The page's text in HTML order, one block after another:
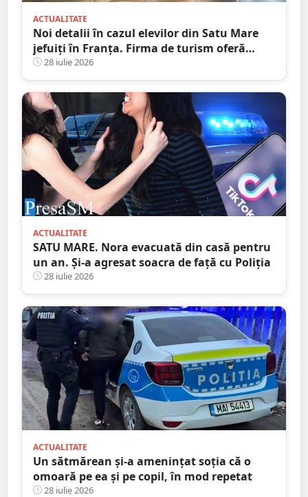
ACTUALITATE
Noi detalii în cazul elevilor din Satu Mare
jefuiți în Franța. Firma de turism oferă
explicații
28 iulie 2026
ACTUALITATE
SATU MARE. Nora evacuată din casă pentru
un an. Și-a agresat soacra de față cu Poliția
28 iulie 2026
ACTUALITATE
Un sătmărean și-a amenințat soția că o
omoară pe ea și pe copil, în mod repetat
28 iulie 2026